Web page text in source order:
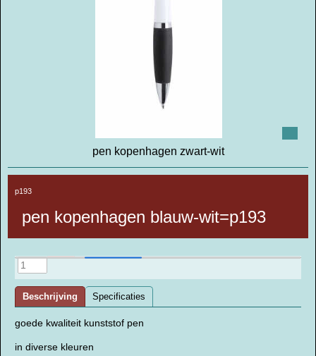
pen kopenhagen zwart-wit
p193
pen kopenhagen blauw-wit=p193
Beschrijving Specificaties
goede kwaliteit kunststof pen
in diverse kleuren